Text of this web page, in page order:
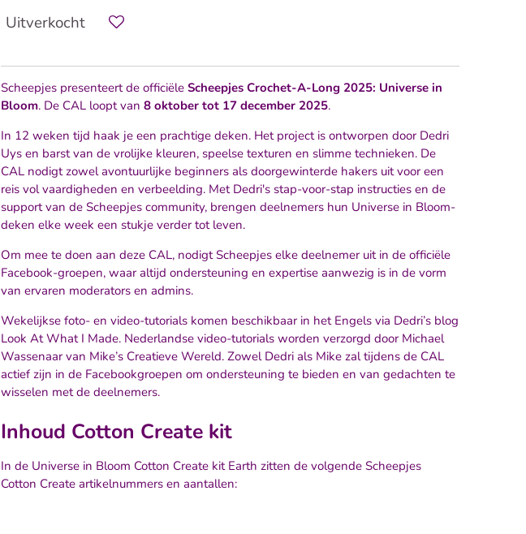
Uitverkocht
Scheepjes presenteert de officiële Scheepjes Crochet-A-Long 2025: Universe in
Bloom. De CAL loopt van 8 oktober tot 17 december 2025.
In 12 weken tijd haak je een prachtige deken. Het project is ontworpen door Dedri
Uys en barst van de vrolijke kleuren, speelse texturen en slimme technieken. De
CAL nodigt zowel avontuurlijke beginners als doorgewinterde hakers uit voor een
reis vol vaardigheden en verbeelding. Met Dedri's stap-voor-stap instructies en de
support van de Scheepjes community, brengen deelnemers hun Universe in Bloom-
deken elke week een stukje verder tot leven.
Om mee te doen aan deze CAL, nodigt Scheepjes elke deelnemer uit in de officiële
Facebook-groepen, waar altijd ondersteuning en expertise aanwezig is in de vorm
van ervaren moderators en admins.
Wekelijkse foto- en video-tutorials komen beschikbaar in het Engels via Dedri’s blog
Look At What I Made. Nederlandse video-tutorials worden verzorgd door Michael
Wassenaar van Mike’s Creatieve Wereld. Zowel Dedri als Mike zal tijdens de CAL
actief zijn in de Facebookgroepen om ondersteuning te bieden en van gedachten te
wisselen met de deelnemers.
Inhoud Cotton Create kit
In de Universe in Bloom Cotton Create kit Earth zitten de volgende Scheepjes
Cotton Create artikelnummers en aantallen: